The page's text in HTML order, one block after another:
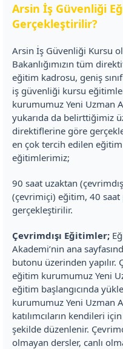
Arsin İş Güvenliği
Gerçekleştirilir?
Arsin İş Güvenliği Kursu
Bakanlığımızın tüm
eğitim kadrosu, geniş
iş güvenliği kursu
kurumumuz Yeni Uzman
yukarıda da belirttiğimiz
direktiflerine göre
en çok tercih edilen
eğitimlerimiz;
90 saat uzaktan
(çevrimiçi) eğitim, 40
gerçekleştirilir.
Çevrimdışı Eğitimler;
Akademi’nin ana
butonu üzerinden yapılır.
eğitim kurumumuz Yeni
eğitim başlangıcında
kurumumuz Yeni Uzman
katılımcıların kendileri
şekilde düzenlenir.
olmayan dersler, canlı